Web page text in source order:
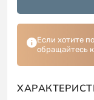
Если хотите
обращайтесь